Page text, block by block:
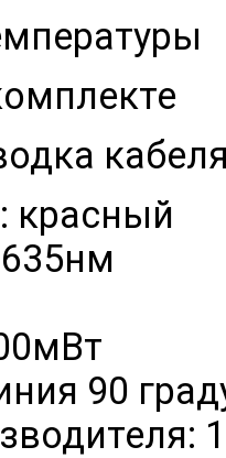
красный
90